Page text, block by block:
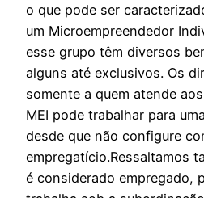
o que pode ser
um Microempreendedor
esse grupo têm diversos
alguns até exclusivos. Os
somente a quem atende
MEI pode trabalhar para
desde que não configure
empregatício.Ressaltamos
é considerado empregado,